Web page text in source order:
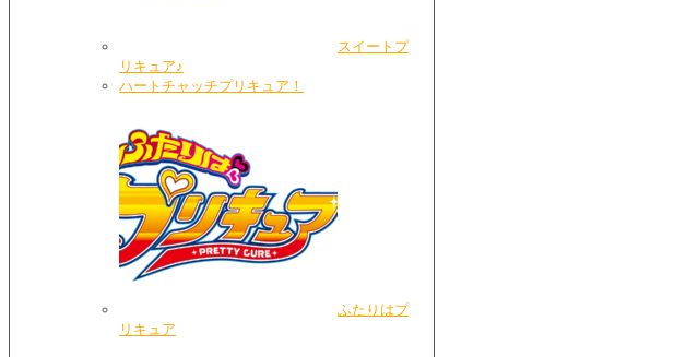
スイートプ
リキュア♪
ハートチャッチプリキュア！
ふたりはプ
リキュア